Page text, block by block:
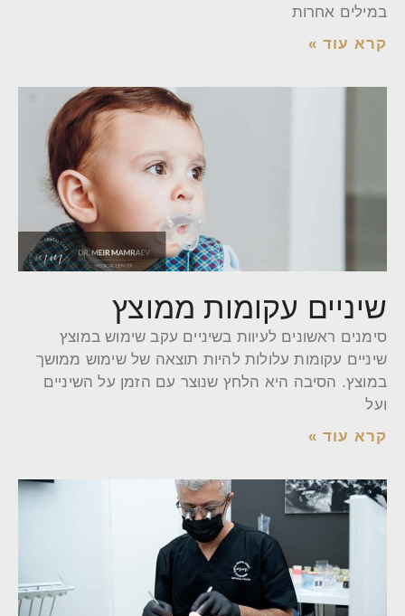
במילים אחרות
קרא עוד »
שיניים עקומות ממוצץ
סימנים ראשונים לעיוות בשיניים עקב שימוש במוצץ
שיניים עקומות עלולות להיות תוצאה של שימוש ממושך
במוצץ. הסיבה היא הלחץ שנוצר עם הזמן על השיניים
ועל
קרא עוד »